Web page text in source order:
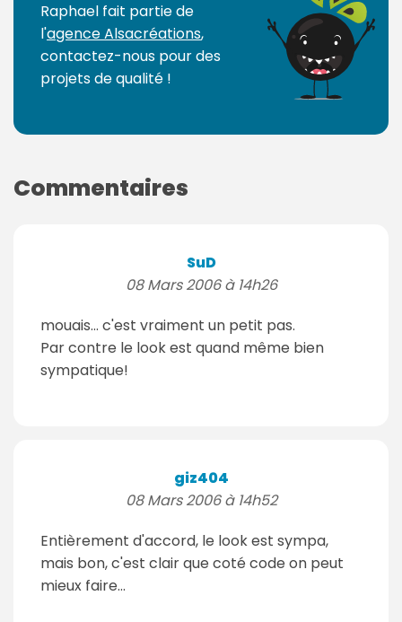
Raphael fait partie de
l'agence Alsacréations,
contactez-nous pour des
projets de qualité !
Commentaires
SuD
08 Mars 2006 à 14h26
mouais... c'est vraiment un petit pas.
Par contre le look est quand même bien
sympatique!
giz404
08 Mars 2006 à 14h52
Entièrement d'accord, le look est sympa,
mais bon, c'est clair que coté code on peut
mieux faire...